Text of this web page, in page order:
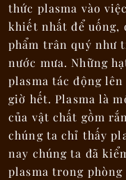
thức plasma vào
khiết nhất để uống,
phẩm trân quý như
nước mưa. Những
plasma tác động
giờ hết. Plasma là
của vật chất gồm
chúng ta chỉ thấy
nay chúng ta đã
plasma trong